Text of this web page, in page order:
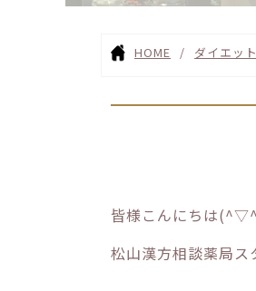
HOME ダイエッ
皆様こんにちは
松山漢方相談薬局ス